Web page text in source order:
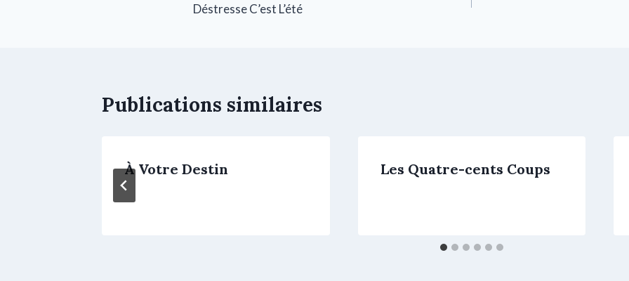
Déstresse C’est L’été
Publications similaires
À Votre Destin Les Quatre-cents Coups